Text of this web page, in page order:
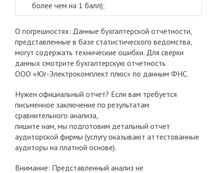
более чем на 1 балл);
О погрешностях: Данные бухгалтерской отчетности,
представленные в базе статистического ведомства,
могут содержать технические ошибки. Для сверки
данных смотрите бухгалтерскую отчетность
ООО «Юг-Электрокомплект плюс» по данным ФНС.
Нужен официальный отчет? Если вам требуется
письменное заключение по результатам
сравнительного анализа,
пишите нам, мы подготовим детальный отчет
аудиторской фирмы (услугу оказывают аттестованные
аудиторы на платной основе).
Внимание: Представленный анализ не